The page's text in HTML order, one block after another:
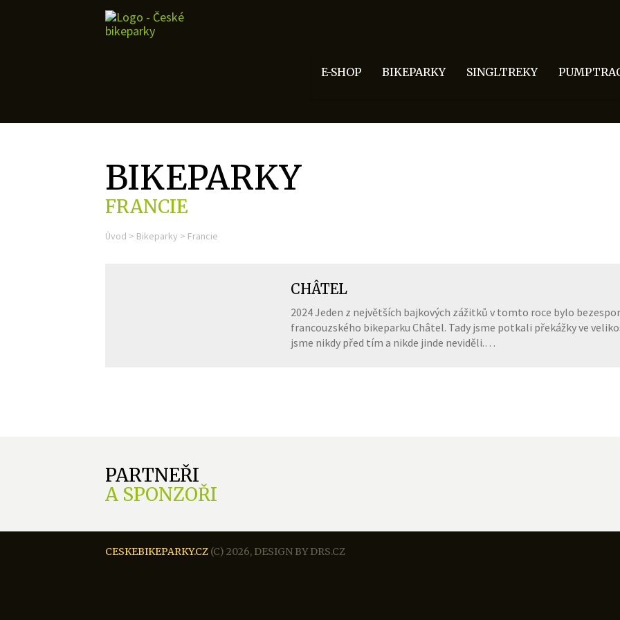
E-SHOP BIKEPARKY SINGLTREKY
BIKEPARKY
FRANCIE
Úvod > Bikeparky > Francie
CHÂTEL
2024 Jeden z největších bajkových zážitků v tomto roce bylo
francouzského bikeparku Châtel. Tady jsme potkali překážky ve
jsme nikdy před tím a nikde jinde neviděli.…
PARTNEŘI
A SPONZOŘI
CESKEBIKEPARKY.CZ (C) 2026, DESIGN BYDRS.CZ